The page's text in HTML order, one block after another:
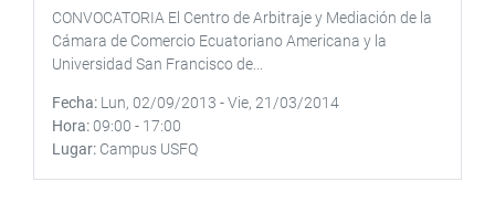
CONVOCATORIA El Centro de Arbitraje y Mediación de la
Cámara de Comercio Ecuatoriano Americana y la
Universidad San Francisco de...
Fecha Lun, 02/09/2013 -Vie, 21/03/2014
Hora 09:00 - 17:00
Lugar Campus USFQ